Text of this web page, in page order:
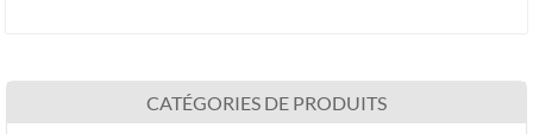
CATÉGORIES DE PRODUITS